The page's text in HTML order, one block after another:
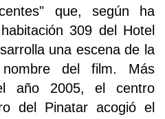
que, según ha
309 del Hotel
una escena de la
del film. Más
año 2005, el centro
del Pinatar acogió el